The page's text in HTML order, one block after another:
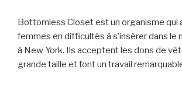
Bottomless Closet est un organisme qui
femmes en difficultés à s’insérer dans le
à New York. Ils acceptent les dons de
grande taille et font un travail